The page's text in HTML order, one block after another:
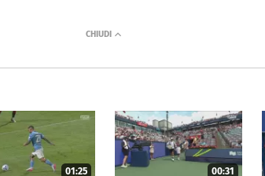
01:25 00:31